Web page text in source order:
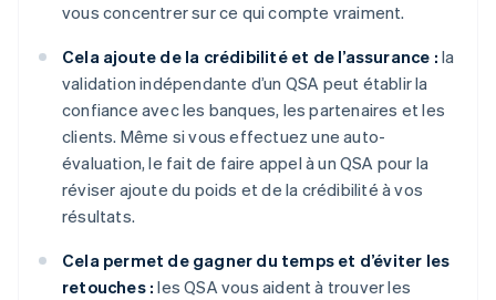
vous concentrer sur ce qui compte vraiment.
Cela ajoute de la crédibilité et de l’assurance : la
validation indépendante d’un QSA peut établir la
confiance avec les banques, les partenaires et les
clients. Même si vous effectuez une auto-
évaluation, le fait de faire appel à un QSA pour la
réviser ajoute du poids et de la crédibilité à vos
résultats.
Cela permet de gagner du temps et d’éviter les
retouches : les QSA vous aident à trouver les